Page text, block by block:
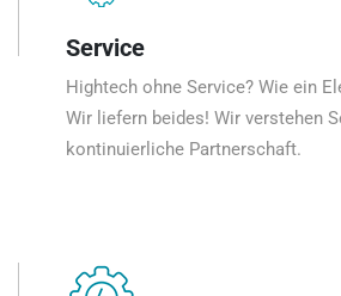
Service
Hightech ohne Service? Wie ein
Wir liefern beides! Wir verstehen
kontinuierliche Partnerschaft.